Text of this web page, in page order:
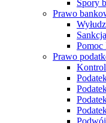
Spory
Prawo
Pomoc
Prawo